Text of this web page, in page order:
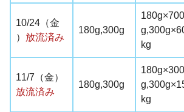
10/24（金
） 放流済み
180g,300g
kg
11/7（金）
放流済み
180g,300g
kg